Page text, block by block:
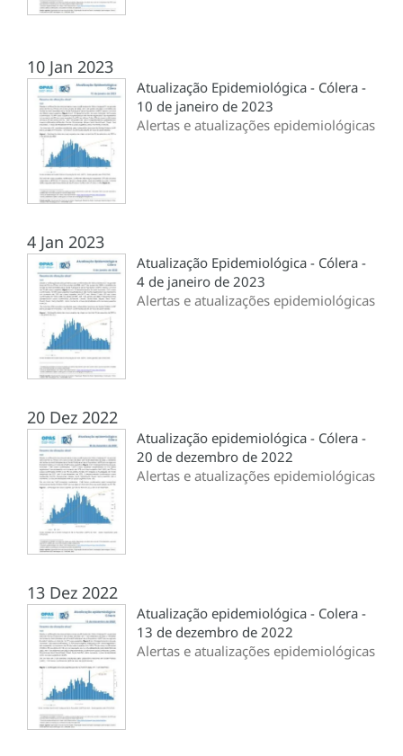
10 Jan 2023
Atualização Epidemiológica - Cólera -
10 de janeiro de 2023
Alertas e atualizações epidemiológicas
4 Jan 2023
Atualização Epidemiológica - Cólera -
4 de janeiro de 2023
Alertas e atualizações epidemiológicas
20 Dez 2022
Atualização epidemiológica - Cólera -
20 de dezembro de 2022
Alertas e atualizações epidemiológicas
13 Dez 2022
Atualização epidemiológica - Colera -
13 de dezembro de 2022
Alertas e atualizações epidemiológicas